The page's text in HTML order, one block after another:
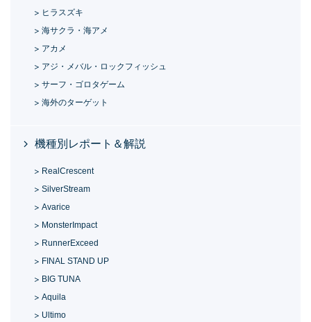
ヒラスズキ
海サクラ・海アメ
アカメ
アジ・メバル・ロックフィッシュ
サーフ・ゴロタゲーム
海外のターゲット
機種別レポート＆解説
RealCrescent
SilverStream
Avarice
MonsterImpact
RunnerExceed
FINAL STAND UP
BIG TUNA
Aquila
Ultimo